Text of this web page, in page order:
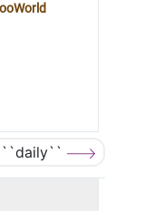
``daily``